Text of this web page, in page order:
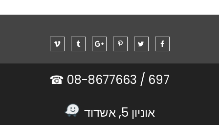
697 /
אוניון 5, אשדוד